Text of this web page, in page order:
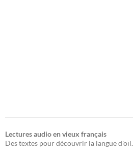
Lectures audio en vieux français
Des textes pour découvrir la langue d'oïl.